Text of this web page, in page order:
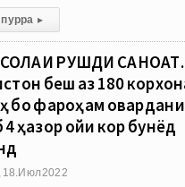
▸
РУШДИ САНОАТ.
беш аз 180
бо фароҳам овардани
ҳазор ҷойи кор бунёд
18.Июл 2022